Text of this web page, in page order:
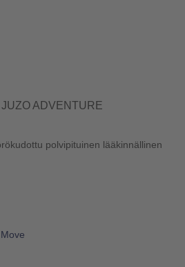
ADVENTURE
polvipituinen lääkinnällinen